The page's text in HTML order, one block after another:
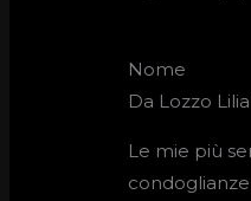
Nome
Da Lozzo
Le mie più
condoglianze